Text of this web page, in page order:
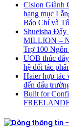
Cision Giành
hạng mục
Báo Chí và
Shueisha
MILLION –
Trợ 100
UOB thúc
hệ đối tác
Haier hợp tác
đến đấu
Built for